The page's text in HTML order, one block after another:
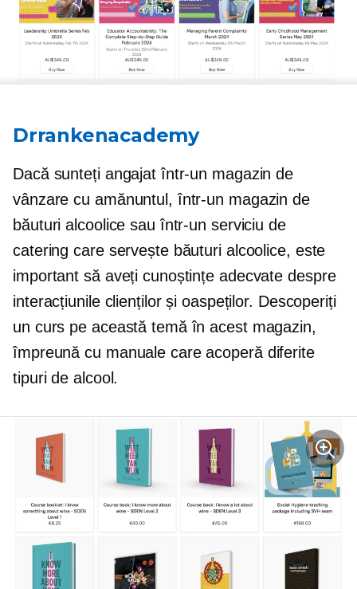
Drrankenacademy
Dacă sunteți angajat într-un magazin de
vânzare cu amănuntul, într-un magazin de
băuturi alcoolice sau într-un serviciu de
catering care servește băuturi alcoolice, este
important să aveți cunoștințe adecvate despre
interacțiunile clienților și oaspeților. Descoperiți
un curs pe această temă în acest magazin,
împreună cu manuale care acoperă diferite
tipuri de alcool.